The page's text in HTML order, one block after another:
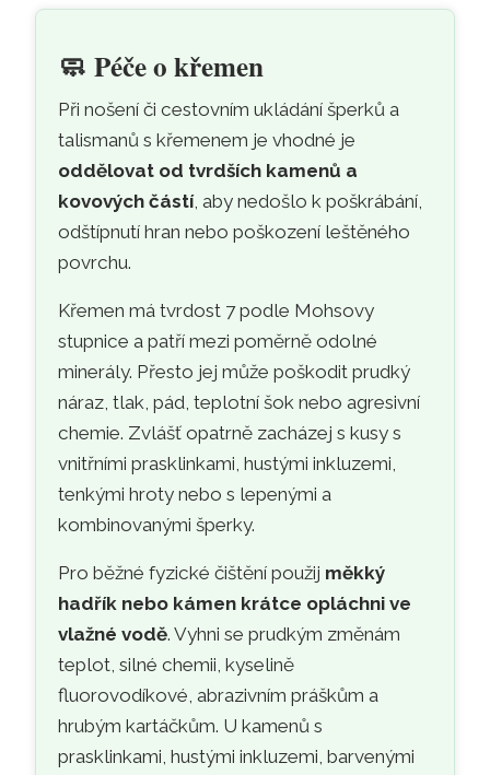
🧼Péče o křemen
Při nošení či cestovním ukládání šperků a
talismanů s křemenem je vhodné je
oddělovat od tvrdších kamenů a
kovových částí, aby nedošlo k poškrábání,
odštípnutí hran nebo poškození leštěného
povrchu.
Křemen má tvrdost 7 podle Mohsovy
stupnice a patří mezi poměrně odolné
minerály. Přesto jej může poškodit prudký
náraz, tlak, pád, teplotní šok nebo agresivní
chemie. Zvlášť opatrně zacházej s kusy s
vnitřními prasklinkami, hustými inkluzemi,
tenkými hroty nebo s lepenými a
kombinovanými šperky.
Pro běžné fyzické čištění použij měkký
hadřík nebo kámen krátce opláchni ve
vlažné vodě. Vyhni se prudkým změnám
teplot, silné chemii, kyselině
fluorovodíkové, abrazivním práškům a
hrubým kartáčkům. U kamenů s
prasklinkami, hustými inkluzemi, barvenými